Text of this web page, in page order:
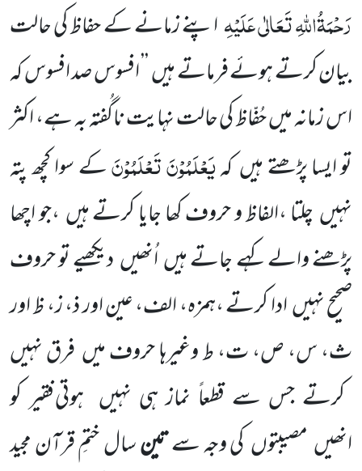
رَحْمَۃُاللّٰہِ تَعَالٰی عَلَیْہِاپنے زمانے کے حفاظ کی حالت
بیان کرتے ہوئے فرماتے ہیں’’ افسوس صد افسوس کہ
اس زمانہ میں حُفّاظ کی حالت نہایت ناگُفتہ بہ ہے، اکثر
تو ایسا پڑھتے ہیںکہیَعْلَمُوْنَ تَعْلَمُوْنَکے سوا کچھ پتہ
نہیںچلتا ،الفاظ و حروف کھا جایا کرتے ہیں ،جو اچھا
پڑھنے والے کہے جاتے ہیںاُنھیںدیکھیے تو حروف
صحیح نہیںادا کرتے ،ہمزہ، الف، عین اور ذ، ز، ظ اور
ث، س، ص، ت، ط وغیرہا حروف میںفرقنہیں
کرتے جس سے قطعاً نماز ہی نہیں ہوتی فقیر کو
انھیںمصیبتوںکی وجہ سےتینسال ختمِ قرآن مجید